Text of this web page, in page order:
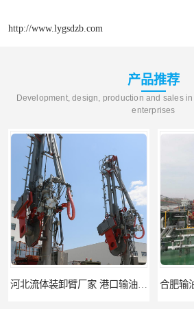
http://www.lygsdzb.com
产品推荐
Development, design, production and sales
enterprises